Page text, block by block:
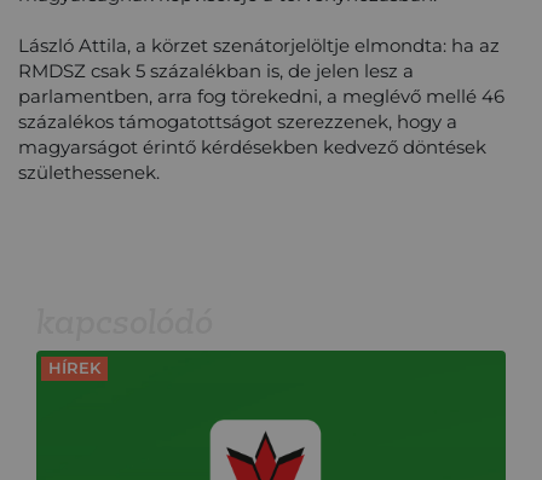
László Attila, a körzet szenátorjelöltje elmondta: ha az
RMDSZ csak 5 százalékban is, de jelen lesz a
parlamentben, arra fog törekedni, a meglévő mellé 46
százalékos támogatottságot szerezzenek, hogy a
magyarságot érintő kérdésekben kedvező döntések
születhessenek.
HÍREK